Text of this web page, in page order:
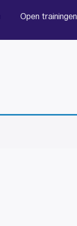
Open trainingen